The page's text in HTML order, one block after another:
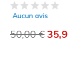
Évaluation
Aucun avis
Prix réduit
50,00 € à